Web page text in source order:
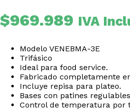
$969.989 IVA
Modelo VENEBMA-3E
Trifásico
Ideal para food service.
Fabricado completamente
Incluye repisa para plateo.
Bases con patines
Control de temperatura por